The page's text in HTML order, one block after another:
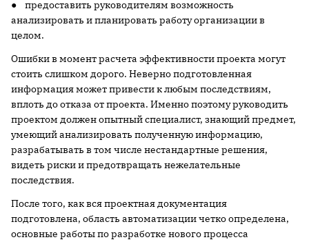
● предоставить руководителям возможность
анализировать и планировать работу организации в
целом.
Ошибки в момент расчета эффективности проекта могут
стоить слишком дорого. Неверно подготовленная
информация может привести к любым последствиям,
вплоть до отказа от про­екта. Именно поэтому руководить
проектом должен опытный специалист, знающий предмет,
умеющий анализировать полученную информацию,
разрабатывать в том числе нестандартные решения,
видеть риски и предотвращать нежелательные
последствия.
После того, как вся проектная документация
подготовлена, область автоматизации четко определена,
основные работы по разработке нового процесса